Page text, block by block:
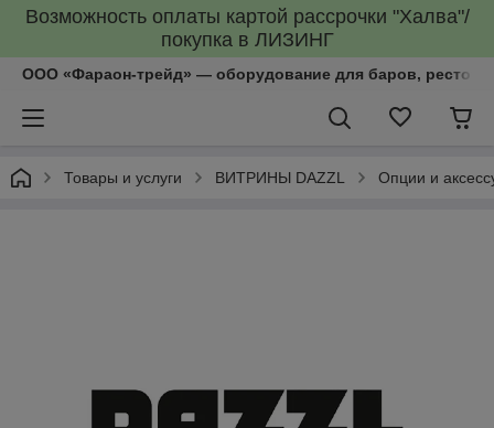
Возможность оплаты картой рассрочки "Халва"/
покупка в ЛИЗИНГ
ООО «Фараон-трейд»‎ — оборудование для баров,
Товары и услуги ВИТРИНЫ DAZZL Опции и